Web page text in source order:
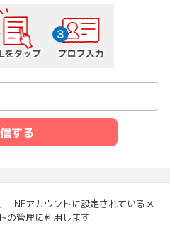
を送信する
する
LINEアカウントに設定されているメ
管理に利用します。